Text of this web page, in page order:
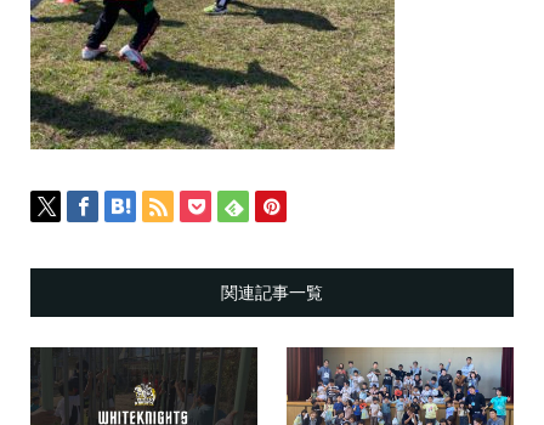
関連記事一覧